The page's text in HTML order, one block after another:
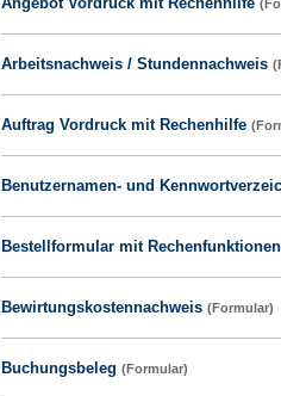
Arbeitsnachweis / Stundennachweis
Auftrag Vordruck mit Rechenhilfe
Benutzernamen- und
Bestellformular mit
Bewirtungskostennachweis (Formular)
Buchungsbeleg (Formular)